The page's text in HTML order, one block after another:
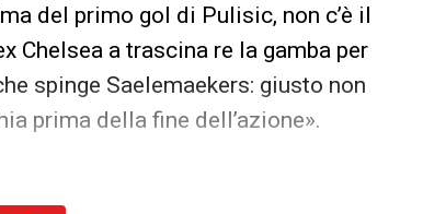
del primo gol di Pulisic, non c’è il
Chelsea a trascina re la gamba per
spinge Saelemaekers: giusto non
prima della fine dell’azione».